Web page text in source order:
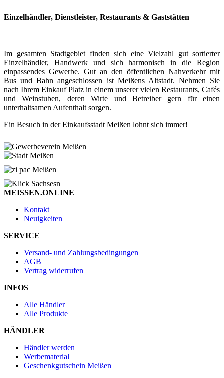
Einzelhändler, Dienstleister, Restaurants & Gaststätten
Im gesamten Stadtgebiet finden sich eine Vielzahl gut sortierter
Einzelhändler, Handwerk und sich harmonisch in die Region
einpassendes Gewerbe. Gut an den öffentlichen Nahverkehr mit
Bus und Bahn angeschlossen ist Meißens Altstadt. Nehmen Sie
nach Ihrem Einkauf Platz in einem unserer vielen Restaurants, Cafés
und Weinstuben, deren Wirte und Betreiber gern für einen
unterhaltsamen Aufenthalt sorgen.
Ein Besuch in der Einkaufsstadt Meißen lohnt sich immer!
MEISSEN.ONLINE
Kontakt
Neuigkeiten
SERVICE
Versand- und Zahlungsbedingungen
AGB
Vertrag widerrufen
INFOS
Alle Händler
Alle Produkte
HÄNDLER
Händler werden
Werbematerial
Geschenkgutschein Meißen